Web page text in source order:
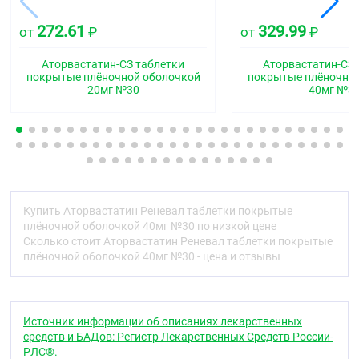
плёночной оболочкой белого или почти белого
цвета. Допускается наличие шероховатости. На
цвета.
Фармакотерапевтическая группа
редуктазы ингибитор
Фармакологические свойства
Фармакодинамика
Аторвастатин ;— селективный конкурентный
ингибитор ГМГ-КоА-редуктазы, ключевого
предшественник стероидов, включая холестерин.
Синтетическое гиполипидемическое средство.
от 272.61 ₽
Аторвастатин-СЗ таблетки
покрытые плёночной оболочкой
20мг №30
от 329.99 ₽
Аторвастатин-СЗ
покрытые
40мг
Купить Аторвастатин Реневал таблетки покрытые
плёночной оболочкой 40мг №30 по низкой цене
Сколько стоит Аторвастатин Реневал таблетки покрытые
плёночной оболочкой 40мг №30 - цена и отзывы
Источник информации об описаниях лекарственных
средств и БАДов: Регистр Лекарственных Средств России-
РЛС®.